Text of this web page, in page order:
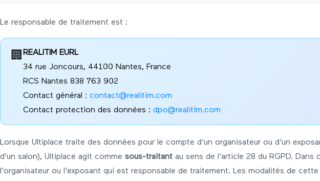
Le responsable de traitement est :
🏢 REALITIM EURL
34 rue Joncours, 44100 Nantes, France
RCS Nantes 838 763 902
Contact général : contact@realitim.com
Contact protection des données : dpo@realitim.com
Lorsque Ultiplace traite des données pour le compte d'un organisateur ou d'un
d'un salon), Ultiplace agit comme sous-traitant au sens de l'article 28 du RGPD. Dans
l'organisateur ou l'exposant qui est responsable de traitement. Les modalités de